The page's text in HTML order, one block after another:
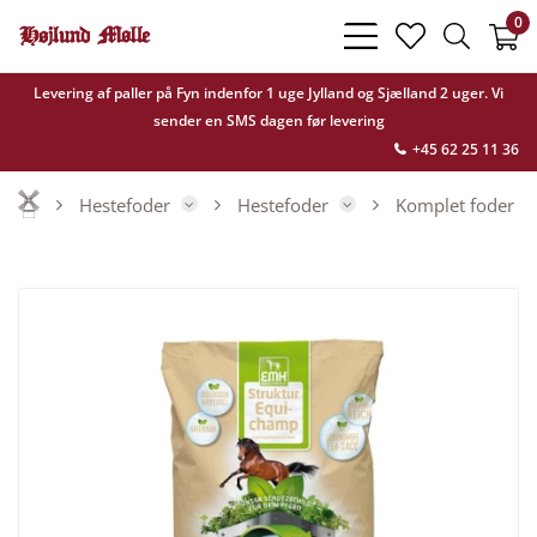
Levering af paller på Fyn indenfor 1 uge Jylland og Sjælland 2 uger. Vi
sender en SMS dagen før levering
+45 62 25 11 36
bars
light
heart
light
search
light
0
Hestefoder Hestefoder Komplet foder